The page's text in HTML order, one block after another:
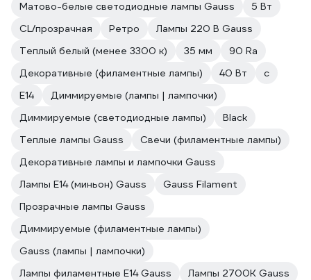
Матово-белые светодиодные лампы Gauss
5 Вт
CL/прозрачная
Ретро
Лампы 220 В Gauss
Теплый белый (менее 3300 к)
35 мм
90 Ra
Декоративные (филаментные лампы)
40 Вт
c
E14
Диммируемые (лампы | лампочки)
Диммируемые (светодиодные лампы)
Black
Теплые лампы Gauss
Свечи (филаментные лампы)
Декоративные лампы и лампочки Gauss
Лампы Е14 (миньон) Gauss
Gauss Filament
Прозрачные лампы Gauss
Диммируемые (филаментные лампы)
Gauss (лампы | лампочки)
Лампы филаментные E14 Gauss
Лампы 2700К Gauss